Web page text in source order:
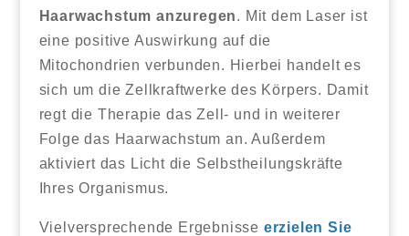
Haarwachstum anzuregen. Mit dem Laser ist
eine positive Auswirkung auf die
Mitochondrien verbunden. Hierbei handelt es
sich um die Zellkraftwerke des Körpers. Damit
regt die Therapie das Zell- und in weiterer
Folge das Haarwachstum an. Außerdem
aktiviert das Licht die Selbstheilungskräfte
Ihres Organismus.
Vielversprechende Ergebnisse erzielen Sie